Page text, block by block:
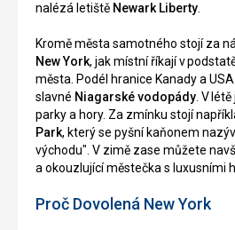
nalézá letiště Newark Liberty
Kromě města samotného stojí za
New York, jak místní říkají v
města. Podél hranice Kanady a
slavné Niagarské vodopády . V
parky a hory. Za zmínku stojí
Park, který se pyšní kaňonem
východu". V zimě zase můžete
a okouzlující městečka s luxusními
Proč Dovolená New York